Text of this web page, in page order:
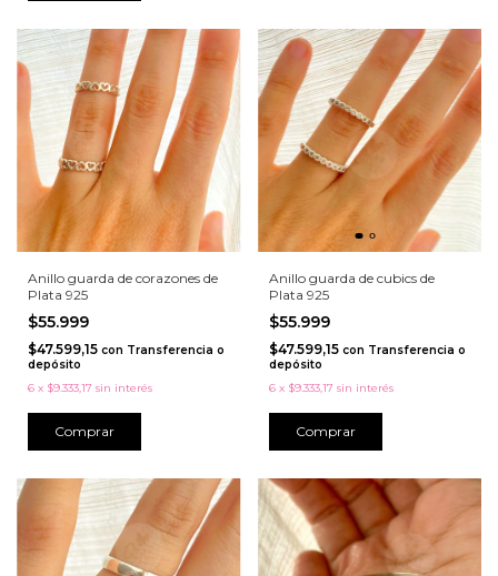
Anillo guarda de corazones de
Plata 925
$55.999
$47.599,15 con Transferencia o
depósito
6 x $9.333,17 sin interés
Comprar
Anillo guarda de cubics de
Plata 925
$55.999
$47.599,15 con Transferencia o
depósito
6 x $9.333,17 sin interés
Comprar